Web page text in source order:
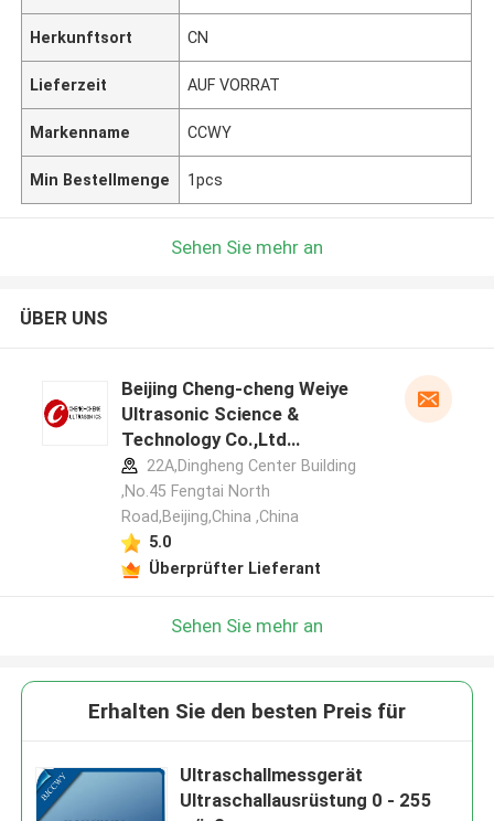
Herkunftsort CN
Lieferzeit AUF VORRAT
Markenname CCWY
Min Bestellmenge 1pcs
Sehen Sie mehr an
ÜBER UNS
Beijing Cheng-cheng Weiye
Ultrasonic Science &
Technology Co.,Ltd
Herstellerprofil
22A,Dingheng Center Building
,No.45 Fengtai North
Road,Beijing,China ,China
5.0
Überprüfter Lieferant
Sehen Sie mehr an
Erhalten Sie den besten Preis für
Ultraschallmessgerät
Ultraschallausrüstung 0 - 255